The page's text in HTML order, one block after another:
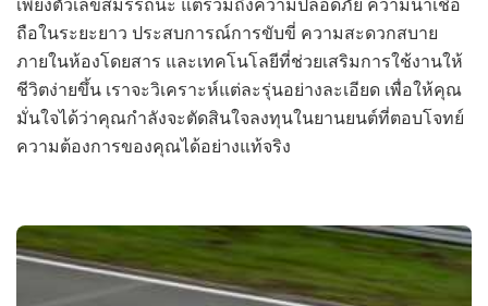
ถือในระยะยาว ประสบการณ์การขับขี่ ความสะดวกสบาย
ภายในห้องโดยสาร และเทคโนโลยีที่ช่วยเสริมการใช้งานให้
ชีวิตง่ายขึ้น เราจะวิเคราะห์แต่ละรุ่นอย่างละเอียด เพื่อให้คุณ
มั่นใจได้ว่าคุณกำลังจะตัดสินใจลงทุนในยานยนต์ที่ตอบโจทย์
ความต้องการของคุณได้อย่างแท้จริง